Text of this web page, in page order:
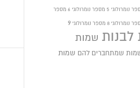
נומרולוגי 5 מספר נומרולוגי 6 מספר
נומרולוגי 8 מספר נומרולוגי9
לבנות שמות
שמתחברים להם שמות